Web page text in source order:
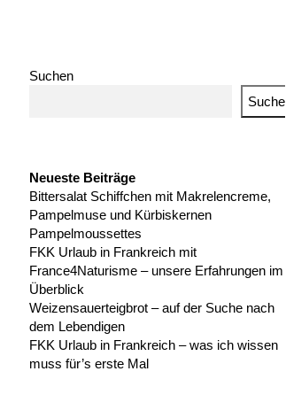
Suchen
Suchen
Neueste Beiträge
Bittersalat Schiffchen mit Makrelencreme,
Pampelmuse und Kürbiskernen
Pampelmoussettes
FKK Urlaub in Frankreich mit
France4Naturisme – unsere Erfahrungen im
Überblick
Weizensauerteigbrot – auf der Suche nach
dem Lebendigen
FKK Urlaub in Frankreich – was ich wissen
muss für’s erste Mal